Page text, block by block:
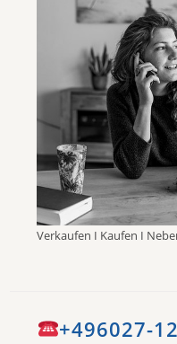
Verkaufen I Kaufen I
+496027-